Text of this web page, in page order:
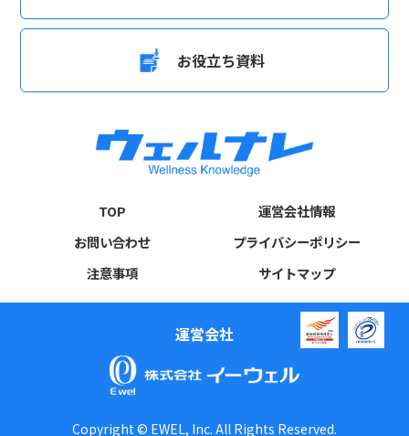
お役立ち資料
TOP
運営会社情報
お問い合わせ
プライバシーポリシー
注意事項
サイトマップ
運営会社
Copyright © EWEL, Inc. All Rights Reserved.